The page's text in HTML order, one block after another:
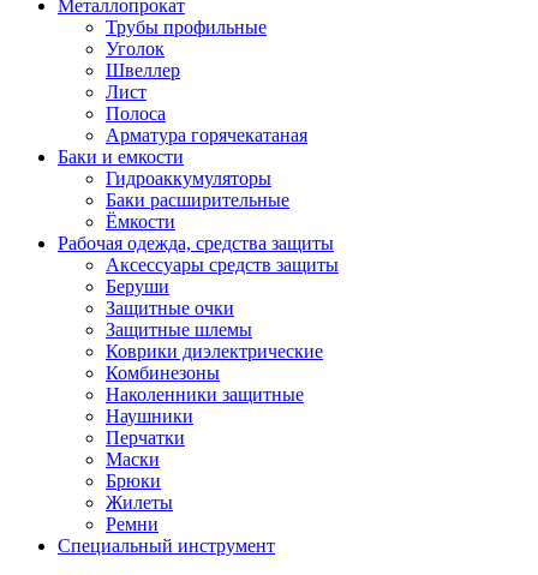
Металлопрокат
Трубы профильные
Уголок
Швеллер
Лист
Полоса
Арматура горячекатаная
Баки и емкости
Гидроаккумуляторы
Баки расширительные
Ёмкости
Рабочая одежда, средства защиты
Аксессуары средств защиты
Беруши
Защитные очки
Защитные шлемы
Коврики диэлектрические
Комбинезоны
Наколенники защитные
Наушники
Перчатки
Маски
Брюки
Жилеты
Ремни
Специальный инструмент